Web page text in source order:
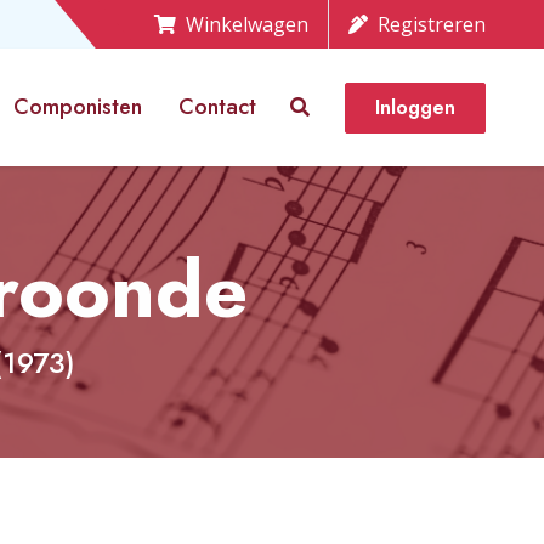
Winkelwagen Registreren
Componisten Contact Inloggen